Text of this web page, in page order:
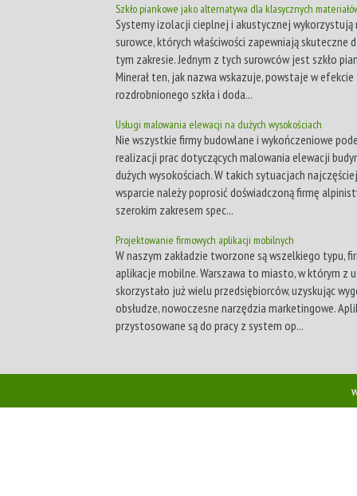
Szkło piankowe jako alternatywa dla klasycznych
Systemy izolacji cieplnej i akustycznej wykorzystują
surowce, których właściwości zapewniają skuteczne
tym zakresie. Jednym z tych surowców jest szkło
Minerał ten, jak nazwa wskazuje, powstaje w
rozdrobnionego szkła i doda...
Usługi malowania elewacji na dużych wysokościach
Nie wszystkie firmy budowlane i wykończeniowe
realizacji prac dotyczących malowania elewacji
dużych wysokościach. W takich sytuacjach
wsparcie należy poprosić doświadczoną firmę
szerokim zakresem spec...
Projektowanie firmowych aplikacji mobilnych
W naszym zakładzie tworzone są wszelkiego typu,
aplikacje mobilne. Warszawa to miasto, w którym z
skorzystało już wielu przedsiębiorców, uzyskując
obsłudze, nowoczesne narzędzia marketingowe.
przystosowane są do pracy z system op...